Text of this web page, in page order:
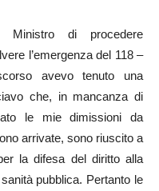
di procedere
l’emergenza del 118 –
avevo tenuto una
che, in mancanza di
le mie dimissioni da
arrivate, sono riuscito a
la difesa del diritto alla
pubblica. Pertanto le